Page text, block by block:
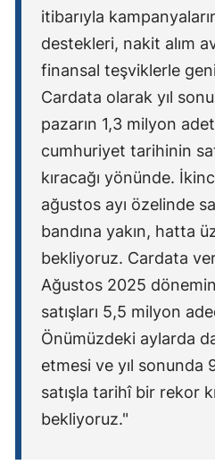
itibarıyla
destekleri, nakit alım
finansal teşviklerle
Cardata olarak yıl
pazarın 1,3 milyon
cumhuriyet tarihinin
kıracağı yönünde.
ağustos ayı özelinde
bandına yakın, hatta
bekliyoruz. Cardata
Ağustos 2025
satışları 5,5 milyon
Önümüzdeki aylarda
etmesi ve yıl sonunda
satışla tarihî bir rekor
bekliyoruz."